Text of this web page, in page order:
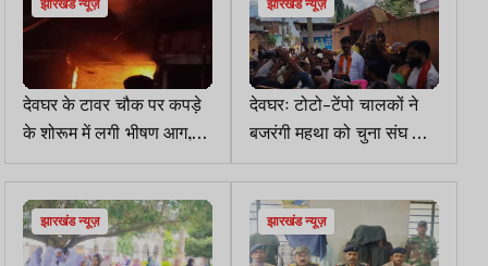
झारखंड न्यूज़
देवघर के टावर चौक पर कपड़े
के शोरूम में लगी भीषण आग,
लाखों का नुकसान
झारखंड न्यूज़
देवघरः टोटो-टेंपो चालकों ने
बजरंगी महथा को चुना संघ का
नया अध्यक्ष
झारखंड न्यूज़ झारखंड न्यूज़